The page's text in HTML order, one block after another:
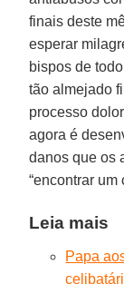
finais deste
esperar
bispos de
tão almejado
processo
agora é
danos que os
“encontrar um
Leia mais
Papa